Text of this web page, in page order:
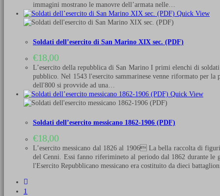
immagini mostrano le manovre dell’armata nelle…
Quick View
Soldati dell’esercito di San Marino XIX sec. (PDF)
€18,00
L’esercito della repubblica di San Marino I primi elenchi di
pubblico. Nel 1543 l'esercito sammarinese venne riformato per
dell'800 si provvide ad una…
Quick View
Soldati dell’esercito messicano 1862-1906 (PDF)
€18,00
L’esercito messicano dal 1826 al 1906 La bella raccolta di
del Cenni. Essi fanno riferimineto al periodo dal 1862 durante le
l'Esercito Repubblicano messicano era costituito da dieci
1